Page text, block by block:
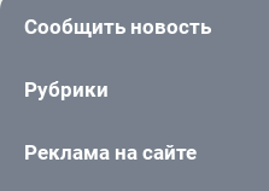
Сообщить новость
Рубрики
Реклама на сайте